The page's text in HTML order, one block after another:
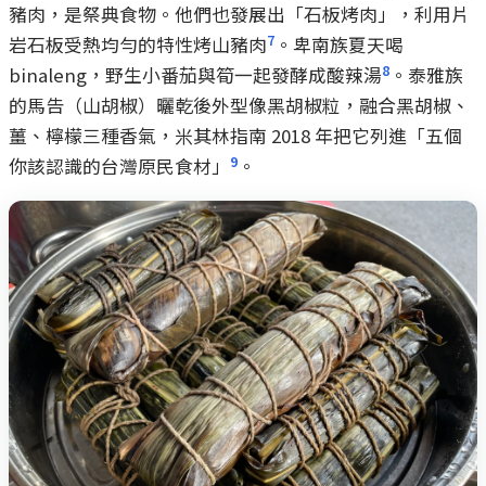
豬肉，是祭典食物。他們也發展出「石板烤肉」，利用片
岩石板受熱均勻的特性烤山豬肉7 。卑南族夏天喝
binaleng，野生小番茄與筍一起發酵成酸辣湯8 。泰雅族
的馬告（山胡椒）曬乾後外型像黑胡椒粒，融合黑胡椒、
薑、檸檬三種香氣，米其林指南 2018 年把它列進「五個
你該認識的台灣原民食材」
9 。